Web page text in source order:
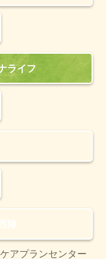
ライフ
陣
アプランセンター